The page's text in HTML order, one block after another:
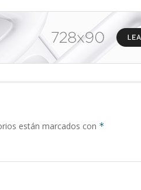
están marcados con *